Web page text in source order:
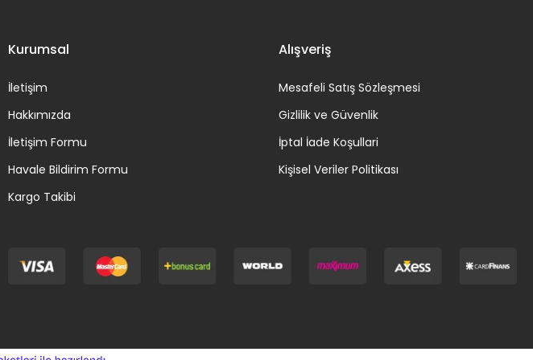
Kurumsal
İletişim
Hakkımızda
İletişim Formu
Havale Bildirim Formu
Kargo Takibi
Alışveriş
Mesafeli Satış Sözleşmesi
Gizlilik ve Güvenlik
İptal İade Koşullari
Kişisel Veriler Politikası